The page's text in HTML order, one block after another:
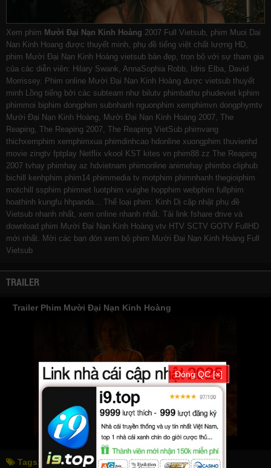
Xem phim Mười Đại Nạn Kinh Hoàng 2007 Full Vietsub, phim Muoi Dai
Nan Kinh Hoang được thuyết minh, phụ đề tiếng việt chất lượng HD,
phim Mười Đại Nạn Kinh Hoàng vietsub bản đẹp, trọn bộ với sự tham gia
của các diễn viên: Hilary Swank, AnnaSophia Robb, Idris Elba, David
Morrissey. Phim online Mười Đại Nạn Kinh Hoàng được vietsub thuyết
minh Lồng tiếng bởi các subteam như bilutv phimbathu phudeviet kphim
phimmoi biphim dongphim subnhanh nguonphim xemphimvn dongphymtv
Mười Đại Nạn Kinh Hoàng, Mười Đại Nạn Kinh Hoàng 2007, The
Reaping, The Reaping 2007, The Reaping VietSub phimvang
thichxemphim xemphimxua phimdinhcao hdonline xuongphim thuvienhd
movie zingtv fptplay Netflix vkool KST kites vn phim88 zz The Reaping
2007 tvhay phimhay az hdvietnam phimonline animehay phimbo cliphub
bichill
kenhphim phim14 phimmedia tv motphim phimnhanh thegioiphim
motchill
ssphim phimnet luotphim vuighe hopphim webphim fullphim
hoathinh kungfu hhpanda ... Thể loại phim: Kinh Dị cập nhật phụ đề
Vietsub nhanh nhất, xem online nhanh nhất. Tải link fshare drive và
download phim Mười Đại Nạn Kinh Hoàng vtv HTV SCTV GOTV FullHD
mới nhất. Mời các bạn đón xem bộ phim Mười Đại Nạn Kinh Hoàng Full
Vietsub
TRAILER
Trailer Phim Mười Đại Nạn Kinh Hoàng
Tags: mười đại nạn kinh hoàng the reaping
Đóng QC [×]